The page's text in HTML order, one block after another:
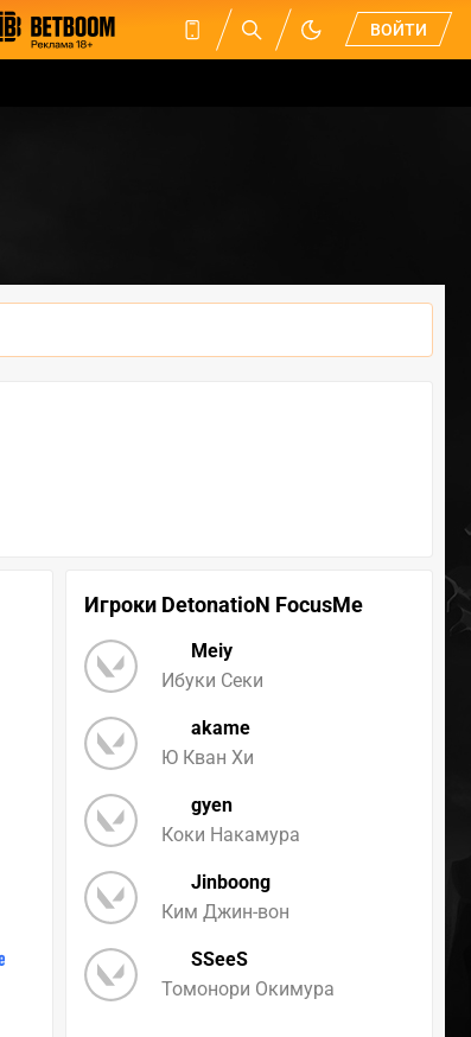
ВОЙТИ
Игроки DetonatioN FocusMe
Meiy
Ибуки Секи
akame
Ю Кван Хи
gyen
Коки Накамура
Jinboong
Ким Джин-вон
SSeeS
Томонори Окимура